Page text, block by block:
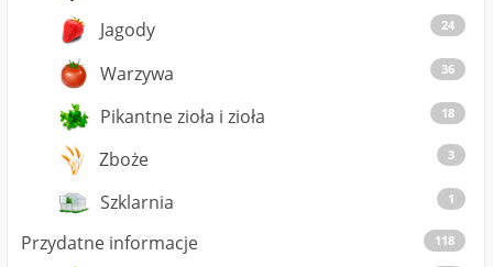
Jagody 24
Warzywa 36
Pikantne zioła i zioła 18
Zboże 3
Szklarnia 1
Przydatne informacje 118